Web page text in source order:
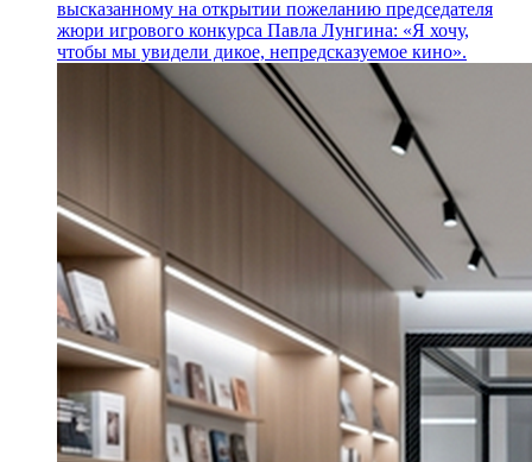
высказанному на открытии пожеланию председателя
жюри игрового конкурса Павла Лунгина: «Я хочу,
чтобы мы увидели дикое, непредсказуемое кино».